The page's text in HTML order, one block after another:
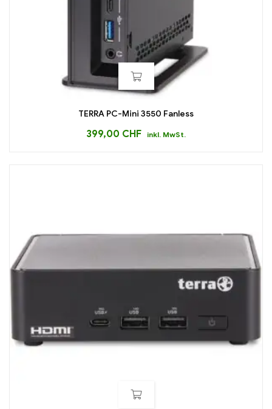
TERRA PC-Mini 3550 Fanless
399,00 CHF inkl. MwSt.